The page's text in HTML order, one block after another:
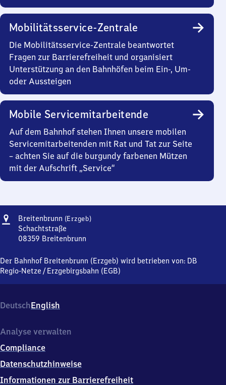
Mobilitätsservice-Zentrale
Die Mobilitätsservice-Zentrale beantwortet
Fragen zur Barrierefreiheit und organisiert
Unterstützung an den Bahnhöfen beim Ein-, Um-
oder Aussteigen
Mobile Servicemitarbeitende
Auf dem Bahnhof stehen Ihnen unsere mobilen
Servicemitarbeitenden mit Rat und Tat zur Seite
– achten Sie auf die burgundy farbenen Mützen
mit der Aufschrift „Service“
Adresse
Breitenbrunn (Erzgeb)Breitenbrunn
Schachtstraße
08359 Breitenbrunn
(Erzgebirge),
Schachtstraße,
5
Breitenbrunn
Der Bahnhof Breitenbrunn (Erzgeb) wird betrieben von: DB
Regio-Netze /Erzgebirgsbahn (EGB)
DeutschEnglish
Analyse verwalten
Compliance
Datenschutzhinweise
Informationen zur Barrierefreiheit